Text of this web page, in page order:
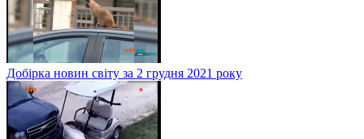
Добірка новин світу за 2 грудня 2021 року